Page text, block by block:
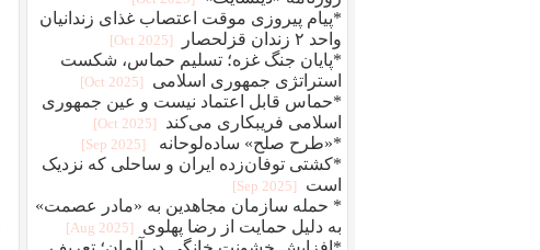
*پیام پیروزی موقت اعتصاب غذای زندانیان
واحد ۲ زندان قزلحصار
[2025 Oct]
*پایان جنگ غزه؛ تسلیم حماس، شکست
استراتژی جمهوری اسلامی
[2025 Oct]
*حماس قابل اعتماد نیست و عین جمهوری
اسلامی فریبکاری می‌کند
[2025 Oct]
*«طرح صلح» ساده‌لوحانه [2025 Sep]
*کشتی توفان‌زده ایران و ساحلی که نزدیک
است
[2025 Sep]
* حمله سازمان مجاهدین به «مادر عصمت»
به دلیل حمایت از رضا پهلوی
[2025 Aug]